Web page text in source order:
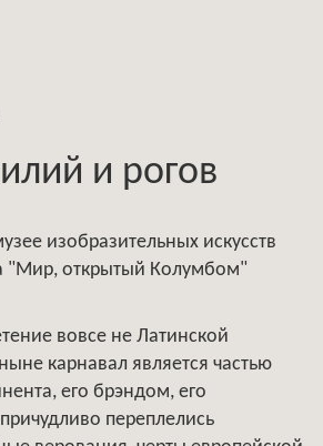
и рогов
изобразительных искусств
"Мир, открытый Колумбом"
вовсе не Латинской
карнавал является частью
его брэндом, его
переплелись